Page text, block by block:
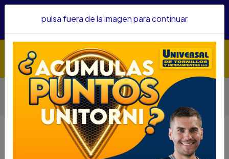
confianza&nbsp;Recibe un KIT PARRILLERO por compras
Herramientas
Accesorios Para Herramientas
Copas
COPA IMPACTO FORCE LARGA CUAD 1/2 5/8 445855.8
COPA IMPACTO FORCE LARGA
CUAD 1/2 5/8 445855.8
pulsa fuera de la imagen para continuar